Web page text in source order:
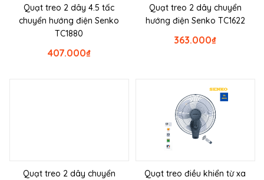
Quạt treo 2 dây 4.5 tấc
chuyển hướng điện Senko
TC1880
₫
407.000
Quạt treo 2 dây chuyển
hướng điện Senko TC1622
₫
363.000
Quạt treo 2 dây chuyển
Quạt treo điều khiển từ xa